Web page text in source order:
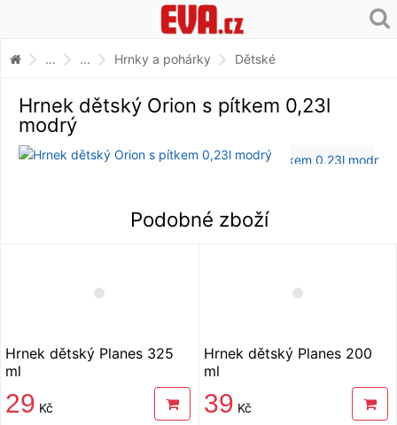
... ... Hrnky a pohárky Dětské
Hrnek dětský Orion s pítkem 0,23l
modrý
Podobné zboží
Hrnek dětský Planes 325
ml
29 Kč
Hrnek dětský Planes 200
ml
39 Kč